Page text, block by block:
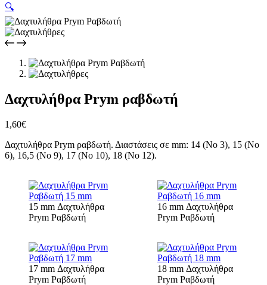
🔍
Δαχτυλήθρα Prym ραβδωτή
1,60€
Δαχτυλήθρα Prym ραβδωτή. Διαστάσεις σε mm: 14 (Νο 3), 15 (Νο
6), 16,5 (Νο 9), 17 (Νο 10), 18 (Νο 12).
15 mm Δαχτυλήθρα
Prym Ραβδωτή
16 mm Δαχτυλήθρα
Prym Ραβδωτή
17 mm Δαχτυλήθρα
Prym Ραβδωτή
18 mm Δαχτυλήθρα
Prym Ραβδωτή